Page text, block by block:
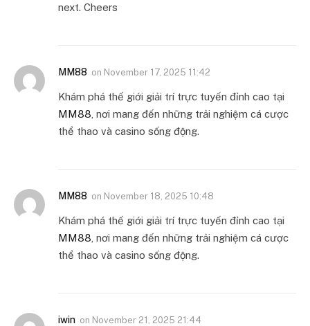
next. Cheers
MM88 on November 17, 2025 11:42
Khám phá thế giới giải trí trực tuyến đỉnh cao tại
MM88 , nơi mang đến những trải nghiệm cá cược
thể thao và casino sống động.
MM88 on November 18, 2025 10:48
Khám phá thế giới giải trí trực tuyến đỉnh cao tại
MM88 , nơi mang đến những trải nghiệm cá cược
thể thao và casino sống động.
iwin on November 21, 2025 21:44